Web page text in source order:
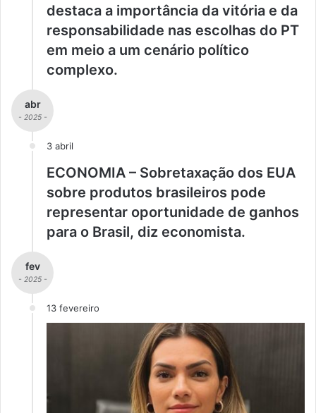
destaca a importância da vitória e da
responsabilidade nas escolhas do PT
em meio a um cenário político
complexo.
abr
- 2025 -
3 abril
ECONOMIA – Sobretaxação dos EUA
sobre produtos brasileiros pode
representar oportunidade de ganhos
para o Brasil, diz economista.
fev
- 2025 -
13 fevereiro